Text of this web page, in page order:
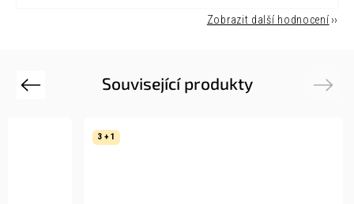
Zobrazit další hodnocení
Související produkty
Previous
3 + 1
Next